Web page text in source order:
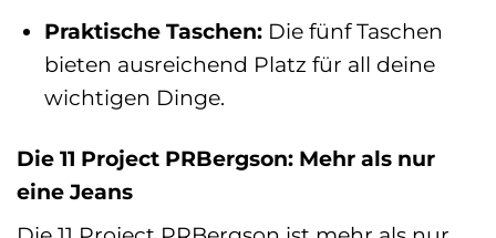
Praktische Taschen:Die fünf Taschen
bieten ausreichend Platz für all deine
wichtigen Dinge.
Die 11 Project PRBergson: Mehr als nur
eine Jeans